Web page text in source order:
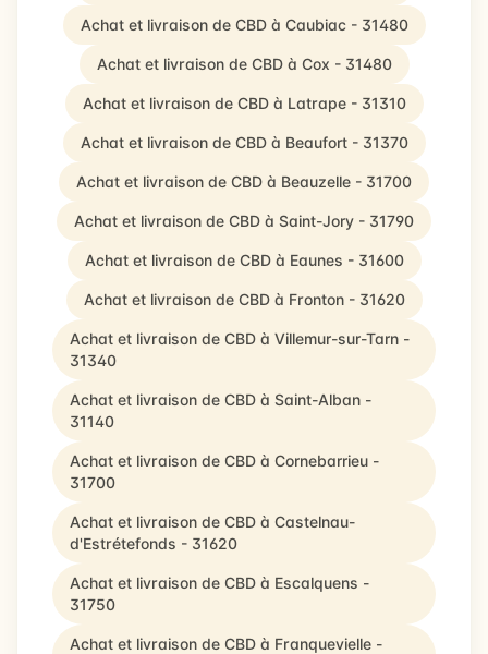
Achat et livraison de CBD à Caubiac - 31480
Achat et livraison de CBD à Cox - 31480
Achat et livraison de CBD à Latrape - 31310
Achat et livraison de CBD à Beaufort - 31370
Achat et livraison de CBD à Beauzelle - 31700
Achat et livraison de CBD à Saint-Jory - 31790
Achat et livraison de CBD à Eaunes - 31600
Achat et livraison de CBD à Fronton - 31620
Achat et livraison de CBD à Villemur-sur-Tarn -
31340
Achat et livraison de CBD à Saint-Alban -
31140
Achat et livraison de CBD à Cornebarrieu -
31700
Achat et livraison de CBD à Castelnau-
d'Estrétefonds - 31620
Achat et livraison de CBD à Escalquens -
31750
Achat et livraison de CBD à Franquevielle -